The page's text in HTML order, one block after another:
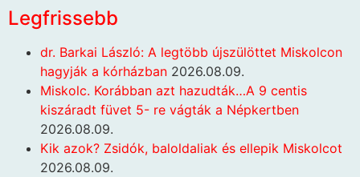
Legfrissebb
dr. Barkai László: A legtöbb újszülöttet Miskolcon
hagyják a kórházban 2026.08.09.
Miskolc. Korábban azt hazudták…A 9 centis
kiszáradt füvet 5- re vágták a Népkertben
2026.08.09.
Kik azok? Zsidók, baloldaliak és ellepik Miskolcot
2026.08.09.